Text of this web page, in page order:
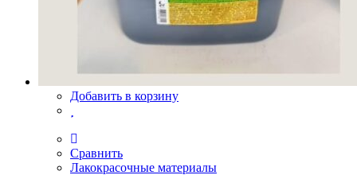
Добавить в корзину
Сравнить
Лакокрасочные материалы